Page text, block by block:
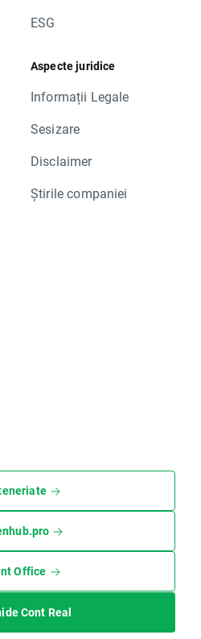
ESG
Aspecte juridice
Informații Legale
Sesizare
Disclaimer
Știrile companiei
Office
Cont Real